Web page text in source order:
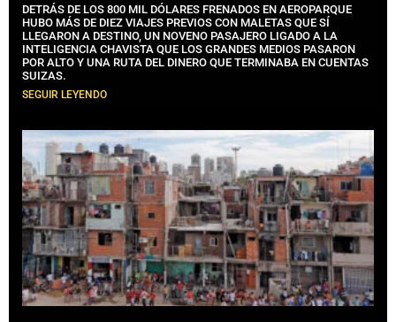
DETRÁS DE LOS 800 MIL DÓLARES FRENADOS EN AEROPARQUE
HUBO MÁS DE DIEZ VIAJES PREVIOS CON MALETAS QUE SÍ
LLEGARON A DESTINO, UN NOVENO PASAJERO LIGADO A LA
INTELIGENCIA CHAVISTA QUE LOS GRANDES MEDIOS PASARON
POR ALTO Y UNA RUTA DEL DINERO QUE TERMINABA EN CUENTAS
SUIZAS.
SEGUIR LEYENDO